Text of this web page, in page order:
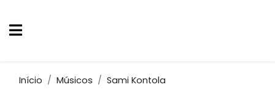
Início Músicos Sami Kontola